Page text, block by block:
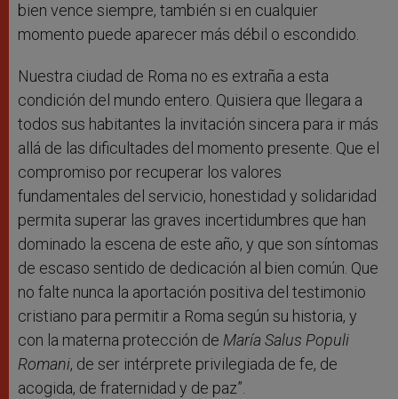
bien vence siempre, también si en cualquier
momento puede aparecer más débil o escondido.
Nuestra ciudad de Roma no es extraña a esta
condición del mundo entero. Quisiera que llegara a
todos sus habitantes la invitación sincera para ir más
allá de las dificultades del momento presente. Que el
compromiso por recuperar los valores
fundamentales del servicio, honestidad y solidaridad
permita superar las graves incertidumbres que han
dominado la escena de este año, y que son síntomas
de escaso sentido de dedicación al bien común. Que
no falte nunca la aportación positiva del testimonio
cristiano para permitir a Roma según su historia, y
con la materna protección de María Salus Populi
Romani, de ser intérprete privilegiada de fe, de
acogida, de fraternidad y de paz”.